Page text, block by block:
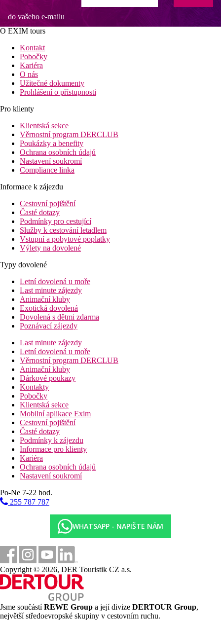
do vašeho e-mailu
O EXIM tours
Kontakt
Pobočky
Kariéra
O nás
Užitečné dokumenty
Prohlášení o přístupnosti
Pro klienty
Klientská sekce
Věrnostní program DERCLUB
Poukázky a benefity
Ochrana osobních údajů
Nastavení soukromí
Compliance linka
Informace k zájezdu
Cestovní pojištění
Časté dotazy
Podmínky pro cestující
Služby k cestování letadlem
Vstupní a pobytové poplatky
Výlety na dovolené
Typy dovolené
Letní dovolená u moře
Last minute zájezdy
Animační kluby
Exotická dovolená
Dovolená s dětmi zdarma
Poznávací zájezdy
Last minute zájezdy
Letní dovolená u moře
Věrnostní program DERCLUB
Animační kluby
Dárkové poukazy
Kontakty
Pobočky
Klientská sekce
Mobilní aplikace Exim
Cestovní pojištění
Časté dotazy
Podmínky k zájezdu
Informace pro klienty
Kariéra
Ochrana osobních údajů
Nastavení soukromí
Po-Ne 7-22 hod.
255 787 787
WHATSAPP - NAPIŠTE NÁM
Copyright © 2026, DER Touristik CZ a.s.
Jsme součástíREWE Group a její divize DERTOUR Group,
největší středoevropské skupiny v cestovním ruchu.